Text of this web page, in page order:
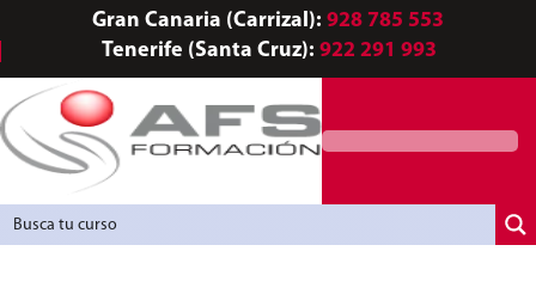
Gran Canaria (Carrizal): 928 785 553
Tenerife (Santa Cruz): 922 291 993